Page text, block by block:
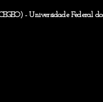
- Universidade